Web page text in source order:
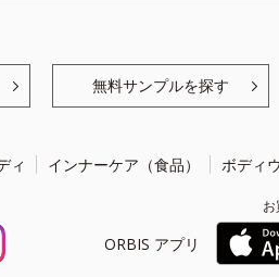
無料サンプルを探す
ィ インナーケア（食品） ボディ
ORBIS アプリ